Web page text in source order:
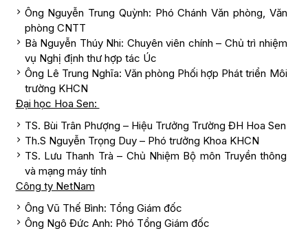
Ông Nguyễn Trung Quỳnh: Phó Chánh Văn phòng, Văn
phòng CNTT
Bà Nguyễn Thúy Nhi: Chuyên viên chính – Chủ trì nhiệm
vụ Nghị định thư hợp tác Úc
Ông Lê Trung Nghĩa: Văn phòng Phối hợp Phát triển Môi
trường KHCN
Đại học Hoa Sen:
TS. Bùi Trân Phượng – Hiệu Trưởng Trường ĐH Hoa Sen
Th.S Nguyễn Trọng Duy – Phó trưởng Khoa KHCN
TS. Lưu Thanh Trà – Chủ Nhiệm Bộ môn Truyền thông
và mạng máy tính
Công ty NetNam
Ông Vũ Thế Bình: Tổng Giám đốc
Ông Ngô Đức Anh: Phó Tổng Giám đốc